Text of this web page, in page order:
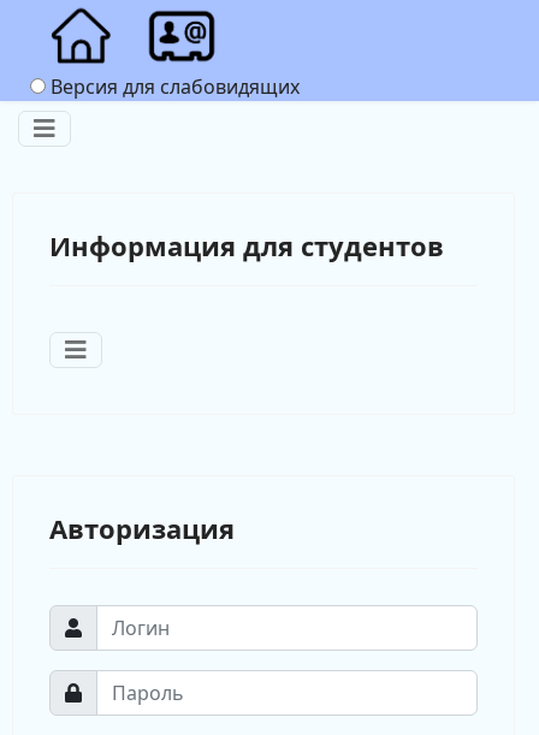
Версия для слабовидящих
Информация для студентов
Авторизация